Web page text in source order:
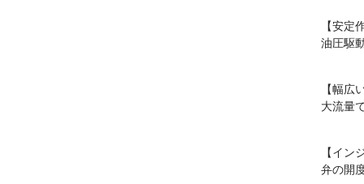
【安定
油圧駆
【幅広
大流量
【イン
弁の開